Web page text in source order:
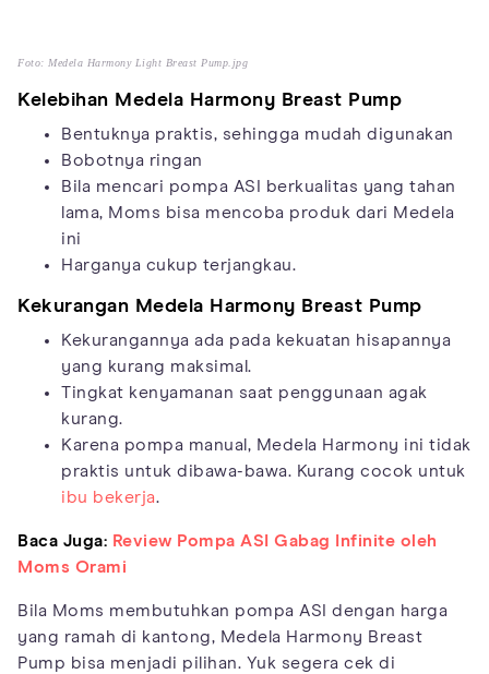
Foto: Medela Harmony Light Breast Pump.jpg
Kelebihan Medela Harmony Breast Pump
Bentuknya praktis, sehingga mudah digunakan
Bobotnya ringan
Bila mencari pompa ASI berkualitas yang tahan
lama, Moms bisa mencoba produk dari Medela
ini
Harganya cukup terjangkau.
Kekurangan Medela Harmony Breast Pump
Kekurangannya ada pada kekuatan hisapannya
yang kurang maksimal.
Tingkat kenyamanan saat penggunaan agak
kurang.
Karena pompa manual, Medela Harmony ini tidak
praktis untuk dibawa-bawa. Kurang cocok untuk
ibu bekerja.
Baca Juga: Review Pompa ASI Gabag Infinite oleh
Moms Orami
Bila Moms membutuhkan pompa ASI dengan harga
yang ramah di kantong, Medela Harmony Breast
Pump bisa menjadi pilihan. Yuk segera cek di